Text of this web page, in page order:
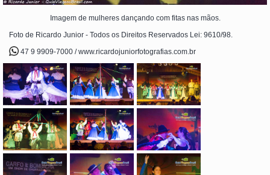
Imagem de mulheres dançando com fitas nas mãos.
Foto de Ricardo Junior - Todos os Direitos Reservados Lei: 9610/98.
47 9 9909-7000 / www.ricardojuniorfotografias.com.br